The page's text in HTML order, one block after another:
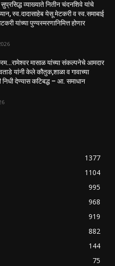
व्याख्याते नितीन चंदनशिवे यांचे
स्व.दादासाहेब येसू मेटकरी व स्व.समाबाई
यांच्या पुण्यस्मरणानिमित्त होणार
मासाळ यांच्या संकल्पनेचे आमदार
यांनी केले कौतुक,शाळा व गावाच्या
निधी देण्यास कटिबद्ध – आ. समाधान
1377
1104
995
968
919
882
144
75